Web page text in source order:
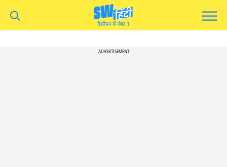
ADVERTISEMENT